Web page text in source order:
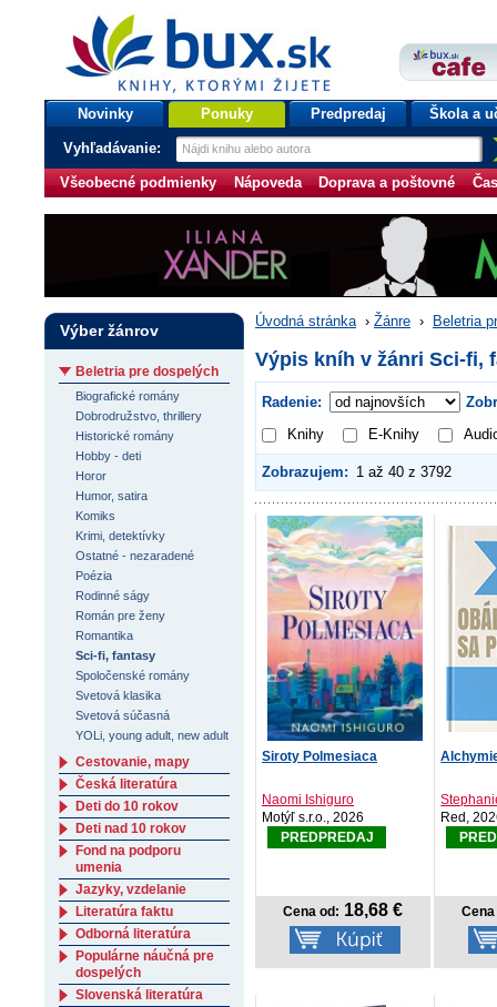
bux.sk
knihy, ktorými žijete
Úvodná stránka
Novinky Ponuky Predpredaj Škola a
Vyhľadávanie:
Všeobecné podmienky Nápoveda Doprava a poštovné
Úvodná stránka › Žánre › Beletria
Výpis kníh v žánri Sci-fi,
Radenie:
Knihy
E-Knihy
Zobrazujem: 1 až 40 z 3792
Siroty Polmesiaca
Naomi Ishiguro
Motýľ s.r.o., 2026
PREDPREDAJ
Cena od: 18,68 €
Red,
Výber žánrov
Beletria pre dospelých
Biografické romány
Dobrodružstvo, thrillery
Historické romány
Hobby - deti
Horor
Humor, satira
Komiks
Krimi, detektívky
Ostatné - nezaradené
Poézia
Rodinné ságy
Román pre ženy
Romantika
Sci-fi, fantasy
Spoločenské romány
Svetová klasika
Svetová súčasná
YOLi, young adult, new adult
Cestovanie, mapy
Česká literatúra
Deti do 10 rokov
Deti nad 10 rokov
Fond na podporu
umenia
Jazyky, vzdelanie
Literatúra faktu
Odborná literatúra
Populárne náučná pre
dospelých
Slovenská literatúra